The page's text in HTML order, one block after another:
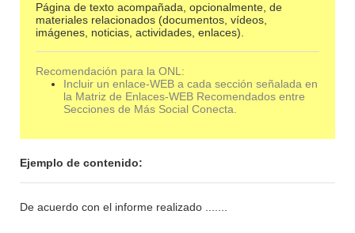
Página de texto acompañada, opcionalmente, de
materiales relacionados (documentos, vídeos,
imágenes, noticias, actividades, enlaces).
Recomendación para la ONL:
Incluir un enlace-WEB a cada sección señalada en
la Matriz de Enlaces-WEB Recomendados entre
Secciones de Más Social Conecta.
Ejemplo de contenido:
De acuerdo con el informe realizado .......